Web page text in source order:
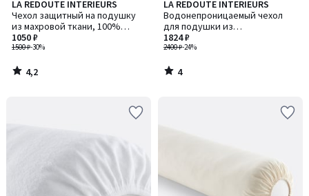
LA REDOUTE INTERIEURS
Чехол защитный на подушку
из махровой ткани, 100%
хлопок
1500 ₽-30%
1050 ₽
4,2
/ 5
4,2
/
LA REDOUTE INTERIEURS
Водонепроницаемый чехол
для подушки из
антиклещевой махровой
ткани
2400 ₽-24%
1824 ₽
4
/
5
4
/